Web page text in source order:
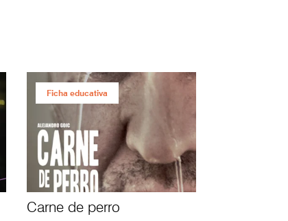
Ficha educativa
Carne de perro